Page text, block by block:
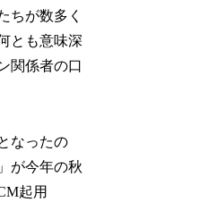
ちが数多く
とも意味深
関係者の口
なったの
が今年の秋
起用